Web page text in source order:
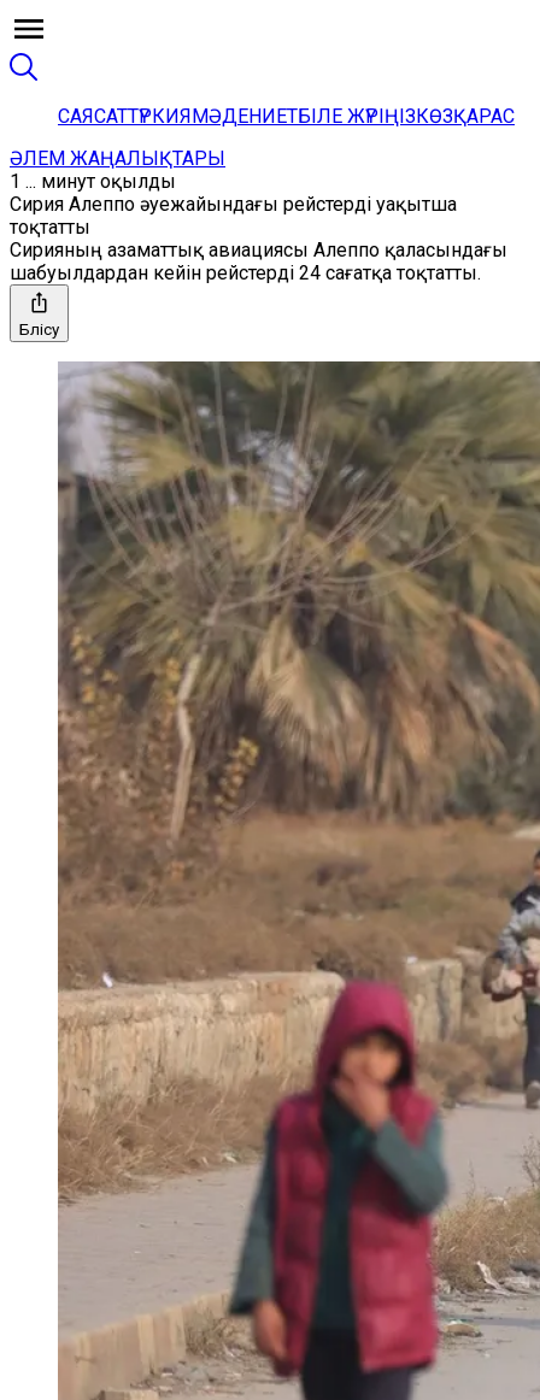
САЯСАТТҮРКИЯМӘДЕНИЕТБІЛЕ ЖҮРІҢІЗКӨЗҚАРАС
ӘЛЕМ ЖАҢАЛЫҚТАРЫ
1 ... минут оқылды
Сирия Алеппо әуежайындағы рейстерді уақытша
тоқтатты
Сирияның азаматтық авиациясы Алеппо қаласындағы
шабуылдардан кейін рейстерді 24 сағатқа тоқтатты.
Бөлісу